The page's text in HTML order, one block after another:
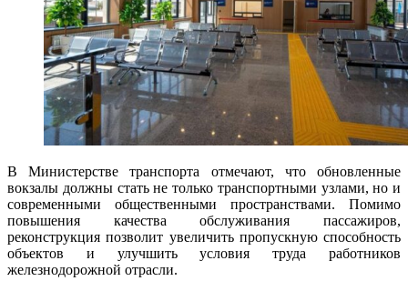
В Министерстве транспорта отмечают, что обновленные
вокзалы должны стать не только транспортными узлами, но и
современными общественными пространствами. Помимо
повышения качества обслуживания пассажиров,
реконструкция позволит увеличить пропускную способность
объектов и улучшить условия труда работников
железнодорожной отрасли.